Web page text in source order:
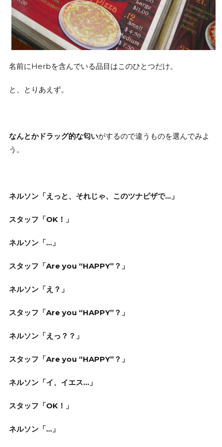
名前にHerbを含んでいる品目はこのひとつだけ。
と、とりあえず。
なんとかドラッグ的な匂いがするので違うものを選んでみよ
う。
ネルソン「えっと、それじゃ、このツナピザで…」
スタッフ「OK！」
ネルソン「…」
スタッフ「Are you “HAPPY”？」
ネルソン「え？」
スタッフ「Are you “HAPPY”？」
ネルソン「えっ？？」
スタッフ「Are you “HAPPY”？」
ネルソン「イ、イエス…」
スタッフ「OK！」
ネルソン「…」